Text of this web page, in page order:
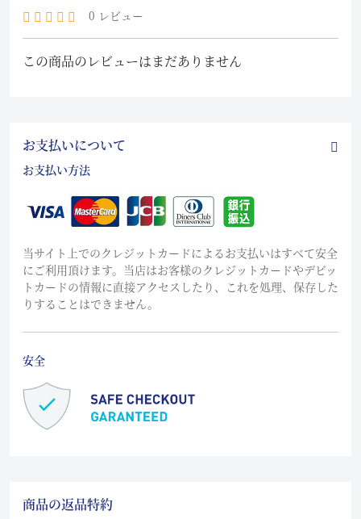
0 レビュー
この商品のレビューはまだありません
お支払いについて
お支払い方法
当サイト上でのクレジットカードによるお支払いはすべて安全
にご利用頂けます。当店はお客様のクレジットカードやデビッ
トカードの情報に直接アクセスしたり、これを処理、保存した
りすることはできません。
安全
商品の返品特約